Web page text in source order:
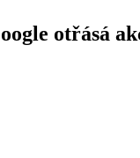
otřásá